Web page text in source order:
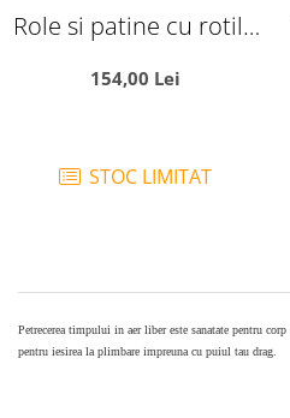
Role si patine cu rotile
cu lumini, masuri
154,00 Lei
STOC LIMITAT
Petrecerea timpului in aer liber este sanatate pentru
pentru iesirea la plimbare impreuna cu puiul tau drag.